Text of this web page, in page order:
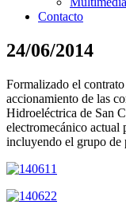
Contacto
24/06/2014
Formalizado el
accionamiento de las
Hidroeléctrica de San
electromecánico
incluyendo el grupo de